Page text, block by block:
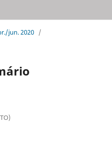
jun. 2020 /